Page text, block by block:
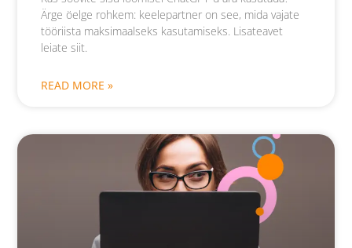
Ärge öelge rohkem: keelepartner on see, mida vajate
tööriista maksimaalseks kasutamiseks. Lisateavet
leiate siit.
READ MORE »